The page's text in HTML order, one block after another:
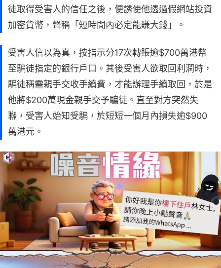
徒取得受害人的信任之後，便誘使他透過假網站投資
加密貨幣，聲稱「短時間內必定能賺大錢」。
受害人信以為真，按指示分17次轉賬逾$700萬港幣
至騙徒指定的銀行戶口。其後受害人欲取回利潤時，
騙徒稱需親手交收手續費，才能辦理手續取回，於是
他將$200萬現金親手交予騙徒。直至對方突然失
聯，受害人始知受騙，於短短一個月內損失逾$900
萬港元。